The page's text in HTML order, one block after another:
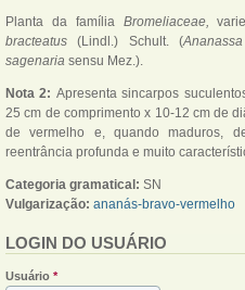
Planta da família Bromeliaceae,
bracteatus(Lindl.) Schult. (
sagenaria sensu Mez.).
Nota 2: Apresenta sincarpos
25 cm de comprimento x 10-12 cm de
de vermelho e, quando maduros,
reentrância profunda e muito
Categoria gramatical: SN
Vulgarização: ananás-bravo-vermelho
LOGIN DO USUÁRIO
Usuário *